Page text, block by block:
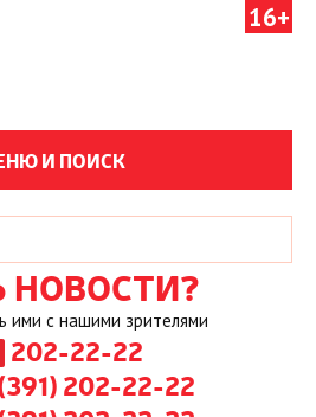
16+
И ПОИСК
НОВОСТИ?
ими с нашими зрителями
202-22-22
202-22-22